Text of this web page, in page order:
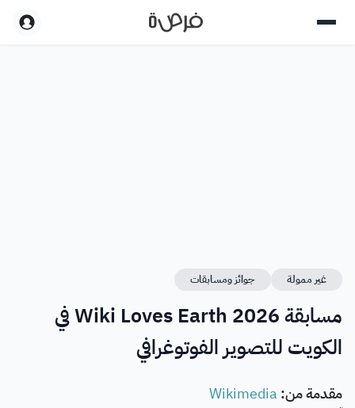
غير ممولة جوائز ومسابقات
مسابقة Wiki Loves Earth 2026 في
الكويت للتصوير الفوتوغرافي
مقدمة من:
Wikimedia